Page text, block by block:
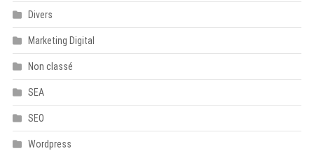
Divers
Marketing Digital
Non classé
SEA
SEO
Wordpress